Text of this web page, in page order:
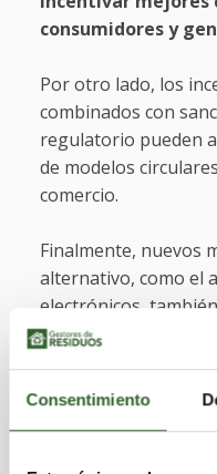
Consentimiento
consumidores y
Por otro lado, los
combinados con
regulatorio pueden
de modelos
comercio.
Finalmente, nuevos
alternativo, como el
electrónicos,
generación total de
Beneficios